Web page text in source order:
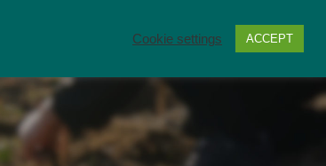
CONTACT
Cookie settings ACCEPT